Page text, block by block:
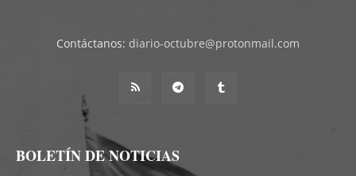
Contáctanos: diario-octubre@protonmail.com
BOLETÍN DE NOTICIAS